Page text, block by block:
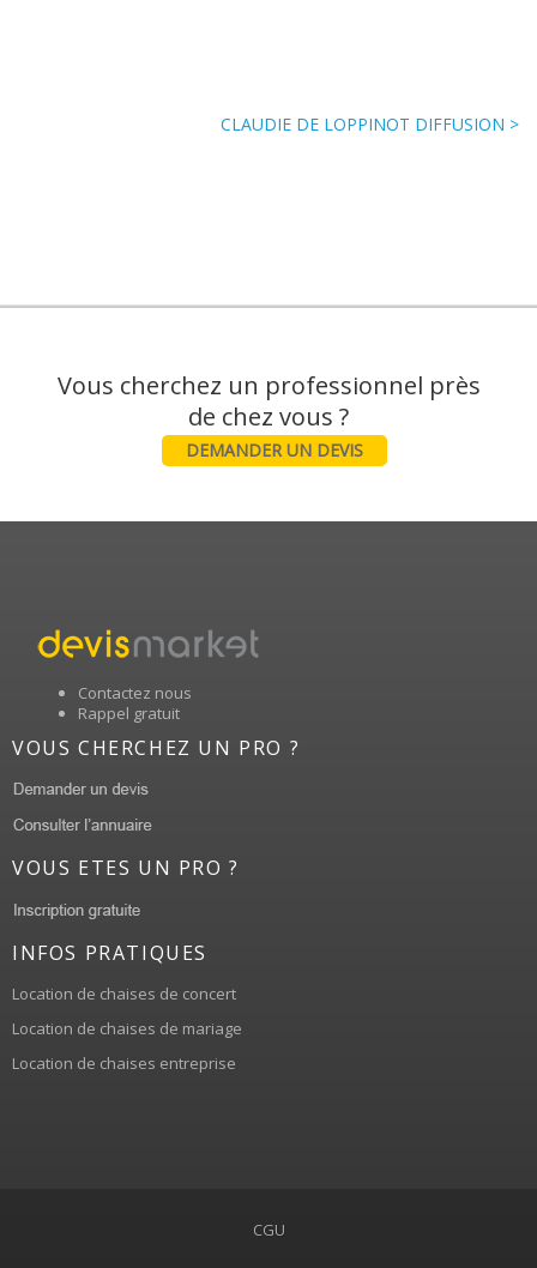
CLAUDIE DE LOPPINOT DIFFUSION >
Vous cherchez un professionnel près
DEMANDER UN DEVIS
Contactez nous
Rappel gratuit
VOUS CHERCHEZ UN PRO ?
VOUS ETES UN PRO ?
INFOS PRATIQUES
Location de chaises de concert
Location de chaises de mariage
Location de chaises entreprise
CGU